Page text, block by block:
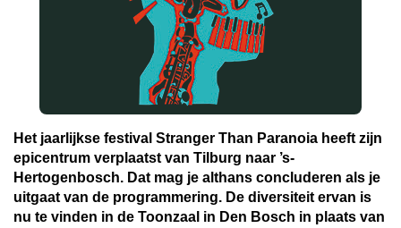
Het jaarlijkse festival Stranger Than Paranoia heeft zijn
epicentrum verplaatst van Tilburg naar ’s-
Hertogenbosch. Dat mag je althans concluderen als je
uitgaat van de programmering. De diversiteit ervan is
nu te vinden in de Toonzaal in Den Bosch in plaats van